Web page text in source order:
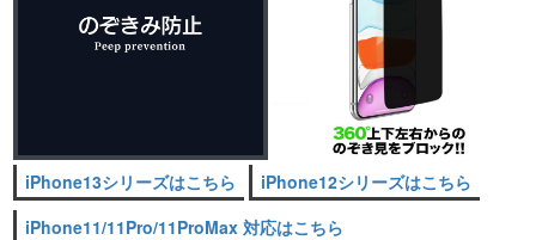
iPhone13シリーズはこちら
iPhone12シリーズはこちら
iPhone11/11Pro/11ProMax 対応はこちら